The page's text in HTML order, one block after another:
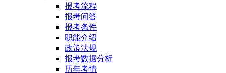
报考流程
报考问答
报考条件
职能介绍
政策法规
报考数据分析
历年考情